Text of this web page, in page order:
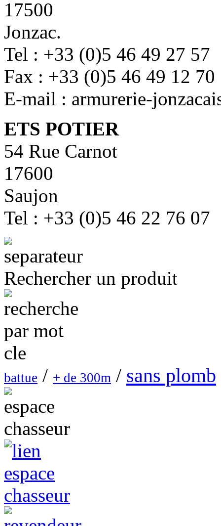
17500
Jonzac.
Tel : +33 (0)5 46 49 27 57
Fax : +33 (0)5 46 49 12 70
E-mail : armurerie-
ETS POTIER
54 Rue Carnot
17600
Saujon
Tel : +33 (0)5 46 22 76 07
Rechercher un produit
battue / + de 300m / sans plomb